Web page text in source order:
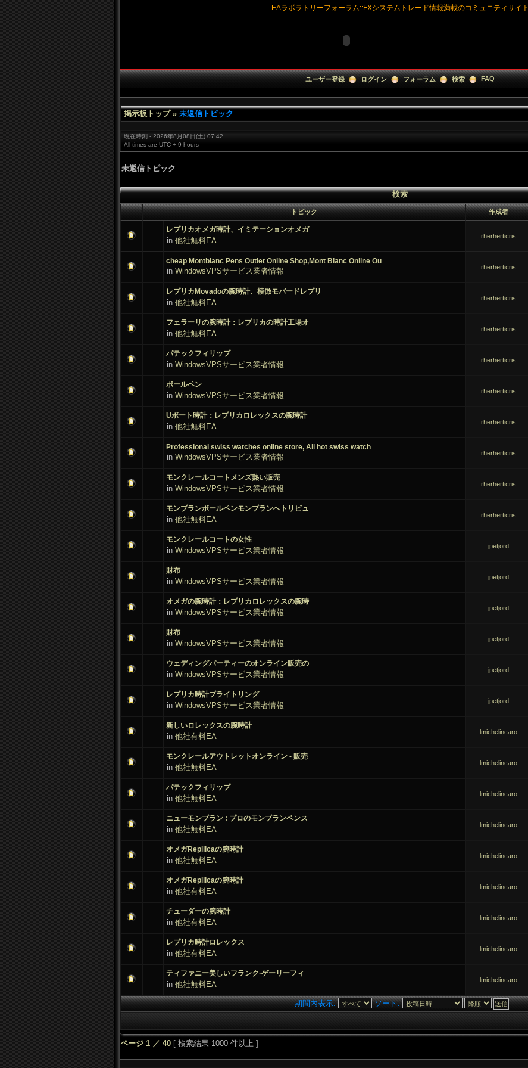
EAラボラトリーフォーラム::FXシステムトレード情報満載のコミュニティサイト
ユーザー登録 ログイン フォーラム 検索 FAQ
掲示板トップ» 未返信トピック
現在時刻 - 2026年8月08日(土) 07:42
All times are UTC + 9 hours
未返信トピック
検索
トピック 作成者
レプリカオメガ時計、イミテーションオメガ
in 他社無料EA rherherticris
cheap Montblanc Pens Outlet Online Shop,Mont Blanc Online Ou
in WindowsVPSサービス業者情報 rherherticris
レプリカMovadoの腕時計、模倣モバードレプリ
in 他社無料EA rherherticris
フェラーリの腕時計：レプリカの時計工場オ
in 他社無料EA rherherticris
パテックフィリップ
in WindowsVPSサービス業者情報 rherherticris
ボールペン
in WindowsVPSサービス業者情報 rherherticris
Uボート時計：レプリカロレックスの腕時計
in 他社無料EA rherherticris
Professional swiss watches online store, All hot swiss watch
in WindowsVPSサービス業者情報 rherherticris
モンクレールコートメンズ熱い販売
in WindowsVPSサービス業者情報 rherherticris
モンブランボールペンモンブランへトリビュ
in 他社無料EA rherherticris
モンクレールコートの女性
in WindowsVPSサービス業者情報 jpetjord
財布
in WindowsVPSサービス業者情報 jpetjord
オメガの腕時計：レプリカロレックスの腕時
in WindowsVPSサービス業者情報 jpetjord
財布
in WindowsVPSサービス業者情報 jpetjord
ウェディングパーティーのオンライン販売の
in WindowsVPSサービス業者情報 jpetjord
レプリカ時計ブライトリング
in WindowsVPSサービス業者情報 jpetjord
新しいロレックスの腕時計
in 他社有料EA lmichelincaro
モンクレールアウトレットオンライン - 販売
in 他社無料EA lmichelincaro
パテックフィリップ
in 他社無料EA lmichelincaro
ニューモンブラン : プロのモンブランペンス
in 他社無料EA lmichelincaro
オメガReplilcaの腕時計
in 他社無料EA lmichelincaro
オメガReplilcaの腕時計
in 他社有料EA lmichelincaro
チューダーの腕時計
in 他社有料EA lmichelincaro
レプリカ時計ロレックス
in 他社有料EA lmichelincaro
ティファニー美しいフランク·ゲーリーフィ
in 他社無料EA lmichelincaro
期間内表示: ソート:
ページ 1 ／ 40 [ 検索結果 1000 件以上 ]